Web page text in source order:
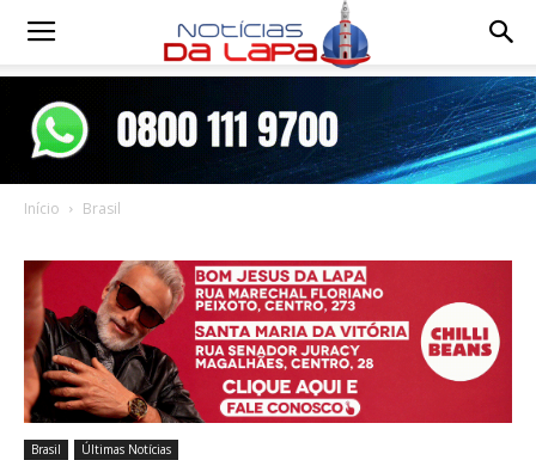
Notícias
Início Brasil
Brasil Últimas Notícias